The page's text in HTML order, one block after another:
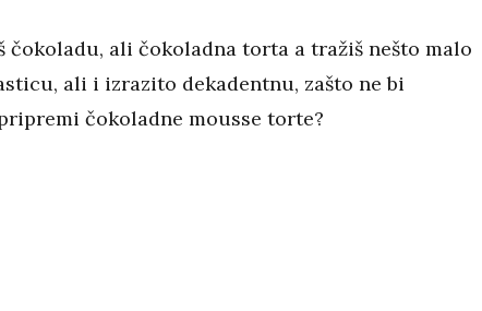
čokoladu, ali čokoladna torta a tražiš nešto malo
ali i izrazito dekadentnu, zašto ne bi
čokoladne mousse torte?